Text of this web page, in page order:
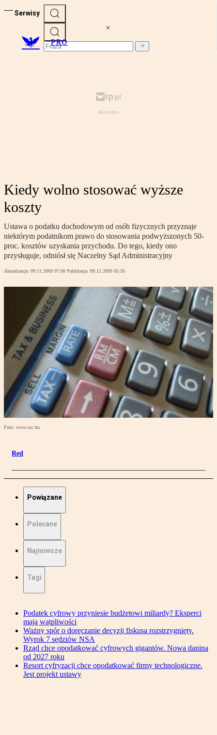
Serwisy
PRO
Kiedy wolno stosować wyższe
koszty
Ustawa o podatku dochodowym od osób fizycznych przyznaje
niektórym podatnikom prawo do stosowania podwyższonych 50-
proc. kosztów uzyskania przychodu. Do tego, kiedy ono
przysługuje, odniósł się Naczelny Sąd Administracyjny
Aktualizacja: 09.11.2009 07:00 Publikacja: 09.11.2009 05:50
Foto: www.sxc.hu
Red
Powiązane
Polecane
Najnowsze
Tagi
Podatek cyfrowy przyniesie budżetowi miliardy? Eksperci
mają wątpliwości
Ważny spór o doręczanie decyzji fiskusa rozstrzygnięty.
Wyrok 7 sędziów NSA
Rząd chce opodatkować cyfrowych gigantów. Nowa danina
od 2027 roku
Resort cyfryzacji chce opodatkować firmy technologiczne.
Jest projekt ustawy